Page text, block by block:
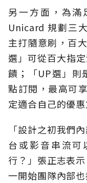
另一方面，為滿
Unicard 規劃三
主打隨意刷，百
選」可從百大指
饋；「UP選」則
點訂閱，最高可
定適合自己的優惠
「設計之初我們
台或影音串流
行？」張正志表
一開始團隊內部